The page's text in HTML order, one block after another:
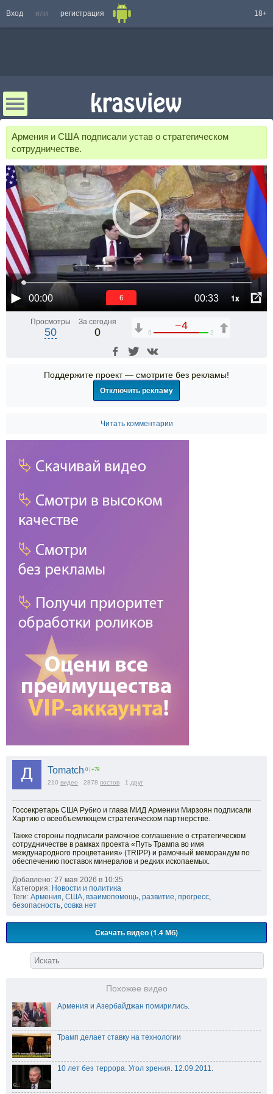
Вход или регистрация 18+
Армения и США подписали устав о стратегическом
сотрудничестве.
00:00 00:33 1x
5
Просмотры
50
За сегодня
0
−4
6 2
Поддержите проект — смотрите без рекламы!
Отключить рекламу
Читать комментарии
Tomatch 0 +79
210 видео 2878 постов 1 друг
Госсекретарь США Рубио и глава МИД Армении Мирзоян подписали
Хартию о всеобъемлющем стратегическом партнерстве.
Также стороны подписали рамочное соглашение о стратегическом
сотрудничестве в рамках проекта «Путь Трампа во имя
международного процветания» (TRIPP) и рамочный меморандум по
обеспечению поставок минералов и редких ископаемых.
Добавлено: 27 мая 2026 в 10:35
Категория: Новости и политика
Теги: Армения, США, взаимопомощь, развитие, прогресс,
безопасность, совка нет
Скачать видео (1.4 Мб)
Похожее видео
Армения и Азербайджан помирились.
Трамп делает ставку на технологии
10 лет без террора. Угол зрения. 12.09.2011.